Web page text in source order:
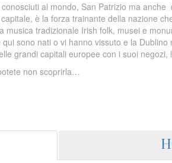
al mondo, San Patrizio ma
è la forza trainante della nazione
tradizionale Irish folk, musei e
sono nati o vi hanno vissuto e la
grandi capitali europee con i suoi negozi,
non scoprirla…